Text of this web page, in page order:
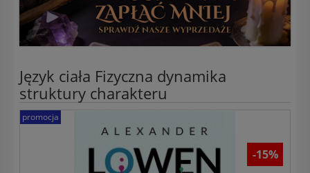
Język ciała Fizyczna dynamika
struktury charakteru
promocja
-15%